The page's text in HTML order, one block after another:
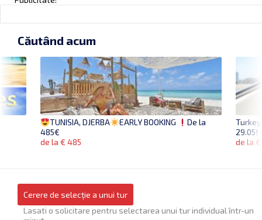
29.05!
de la €
Căutând acum
TUNISIA, DJERBA EARLY BOOKING
De la
485€
de la € 485
Cerere de selecție a unui tur
Lasati o solicitare pentru selectarea unui tur individual într-un